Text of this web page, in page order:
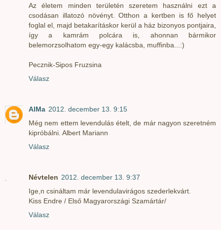
Az életem minden területén szeretem használni ezt a
csodásan illatozó növényt. Otthon a kertben is fő helyet
foglal el, majd betakarításkor kerül a ház bizonyos pontjaira,
így a kamrám polcára is, ahonnan bármikor
belemorzsolhatom egy-egy kalácsba, muffinba...:)
Pecznik-Sipos Fruzsina
Válasz
AlMa 2012. december 13. 9:15
Még nem ettem levendulás ételt, de már nagyon szeretném
kipróbálni. Albert Mariann
Válasz
Névtelen 2012. december 13. 9:37
Ige,n csináltam már levendulavirágos szederlekvárt.
Kiss Endre / Első Magyarországi Szamártár/
Válasz